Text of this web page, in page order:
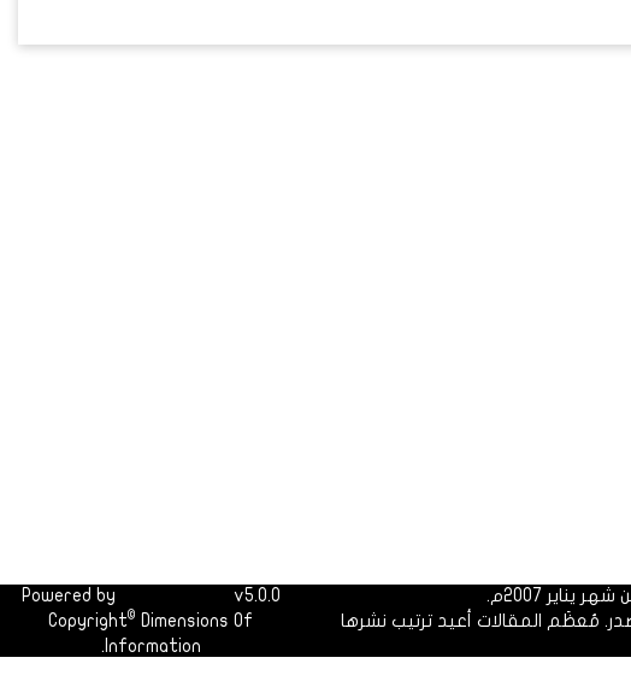
مُعظَم المقالات أعيد ترتيب نشرها
Powered by
v5.0.0
Copyright© Dimensions Of
Information.